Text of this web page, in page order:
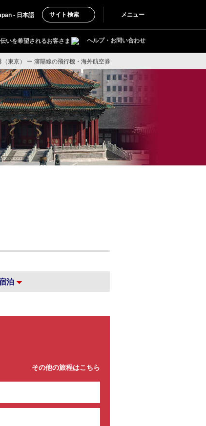
- 日本語 サイト検索 メニュー
いを希望されるお客さま ヘルプ・お問い合わせ
（東京） ー 瀋陽線の飛行機・海外航空券
泊
その他の旅程はこちら